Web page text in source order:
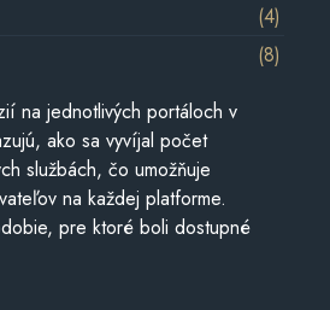
(4)
(8)
na jednotlivých portáloch v
ako sa vyvíjal počet
službách, čo umožňuje
na každej platforme.
pre ktoré boli dostupné